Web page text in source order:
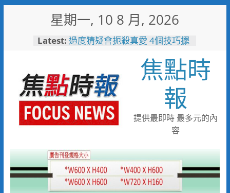
星期一, 10 8 月, 2026
Latest: 過度猜疑會扼殺真愛 4個技巧擺
刑事鑑識中心實驗室戮力打詐
採獲指紋平均比中率達六成八
免費試飲啤酒x港灣夕陽音樂
會 115年竹南觀光文化季
8/22-23限時登場
失智母親外出迷途 竹警二分局
調閱監視器沿線搜尋接力尋回平
分局將依法制單開罰
焦點時
報
提供最即時 最多元的內
容